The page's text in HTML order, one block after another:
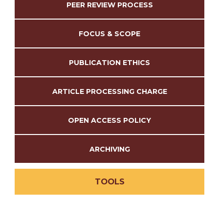
PEER REVIEW PROCESS
FOCUS & SCOPE
PUBLICATION ETHICS
ARTICLE PROCESSING CHARGE
OPEN ACCESS POLICY
ARCHIVING
TOOLS